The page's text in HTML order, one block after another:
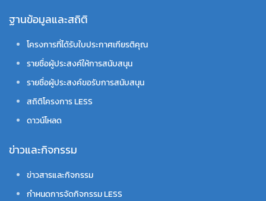
ฐานข้อมูลและสถิติ
โครงการที่ได้รับใบประกาศเกียรติคุณ
รายชื่อผู้ประสงค์ให้การสนับสนุน
รายชื่อผู้ประสงค์ขอรับการสนับสนุน
สถิติโครงการ LESS
ดาวน์โหลด
ข่าวและกิจกรรม
ข่าวสารและกิจกรรม
กำหนดการจัดกิจกรรม LESS